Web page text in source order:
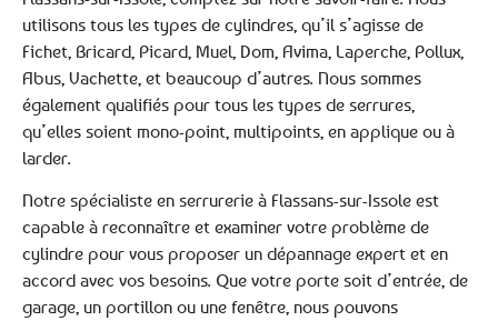
utilisons tous les types de cylindres, qu’il s’agisse de
Fichet, Bricard, Picard, Muel, Dom, Avima, Laperche, Pollux,
Abus, Vachette, et beaucoup d’autres. Nous sommes
également qualifiés pour tous les types de serrures,
qu’elles soient mono-point, multipoints, en applique ou à
larder.
Notre spécialiste en serrurerie à Flassans-sur-Issole est
capable à reconnaître et examiner votre problème de
cylindre pour vous proposer un dépannage expert et en
accord avec vos besoins. Que votre porte soit d’entrée, de
garage, un portillon ou une fenêtre, nous pouvons